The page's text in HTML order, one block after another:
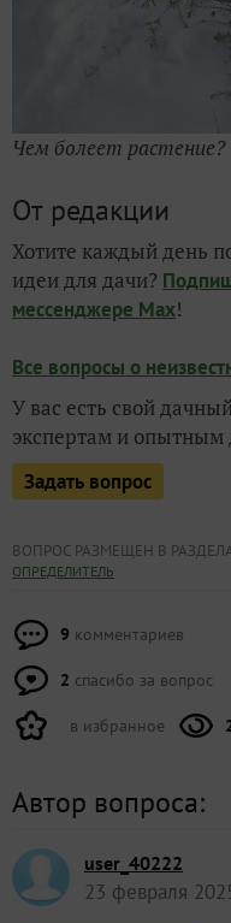
Чем болеет растение?
От редакции
Хотите каждый день
идеи для дачи?
мессенджере Max!
Все вопросы о
У вас есть свой
экспертам и опытным
Задать вопрос
ВОПРОС РАЗМЕЩЕН В
ОПРЕДЕЛИТЕЛЬ
9 комментариев
2 спасибо за вопрос
в избранное
Автор вопроса:
user_40222
23 февраля